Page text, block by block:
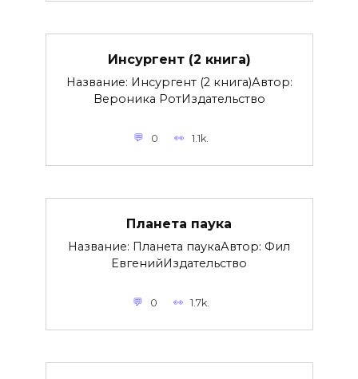
Инсургент (2 книга)
Название: Инсургент (2 книга)Автор:
Вероника РотИздательство
0 1.1k.
Планета паука
Название: Планета паукаАвтор: Фил
ЕвгенийИздательство
0 1.7k.